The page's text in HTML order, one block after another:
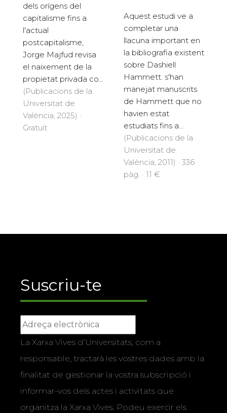
dels orígens del
capitalisme fins a
l'actual
postcapitalisme,
Jorge Majfud revisa
el naixement de la
propietat privada co...
(Publicacions de la
Universitat de
València, 2025) ·
Gratuït
Aquest estudi ve a
completar una
llacuna important en
la bibliografia existent
sobre Dashiell
Hammett. s'han
manejat manuscrits
de Hammett que no
havien estat
estudiats fins a...
(Publicacions de la
Universitat de
València, 2011) · 336
pàg. · 11 €
Suscriu-te
La Xarxa Vives d’Universitats, com a
responsable, tractarà les vostres dades amb la
finalitat de gestionar la vostra subscripció i
informar-vos dels actes i activitats que
organitza la Xarxa Vives. Podeu exercir els